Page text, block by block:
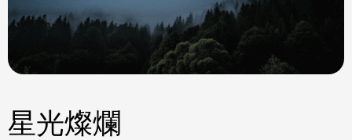
星光燦爛